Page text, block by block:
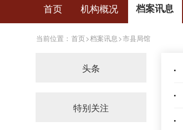
首页 机构概况 档案讯息
当前位置： 首页>档案讯息>市县局馆
头条
特别关注